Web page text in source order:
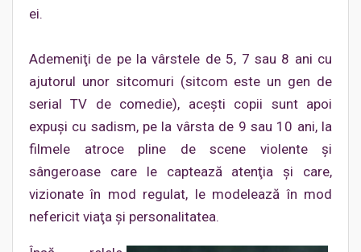
ei.
Ademeniţi de pe la vârstele de 5, 7 sau 8 ani cu
ajutorul unor sitcomuri (sitcom este un gen de
serial TV de comedie), aceşti copii sunt apoi
expuşi cu sadism, pe la vârsta de 9 sau 10 ani, la
filmele atroce pline de scene violente şi
sângeroase care le captează atenţia şi care,
vizionate în mod regulat, le modelează în mod
nefericit viaţa şi personalitatea.